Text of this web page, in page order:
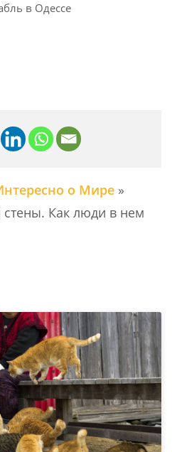
в Одессе
о Мире »
Как люди в нем